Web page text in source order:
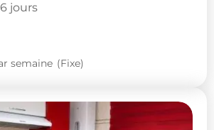
jours
semaine (Fixe)